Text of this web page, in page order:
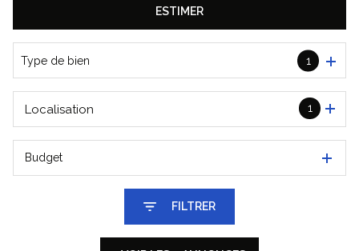
ESTIMER
Type de bien 1
1
Localisation
Budget
FILTRER